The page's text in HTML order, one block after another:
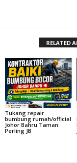
RELATED
Tukang repair
bumbung rumah/official
Johor Bahru Taman
Perling JB